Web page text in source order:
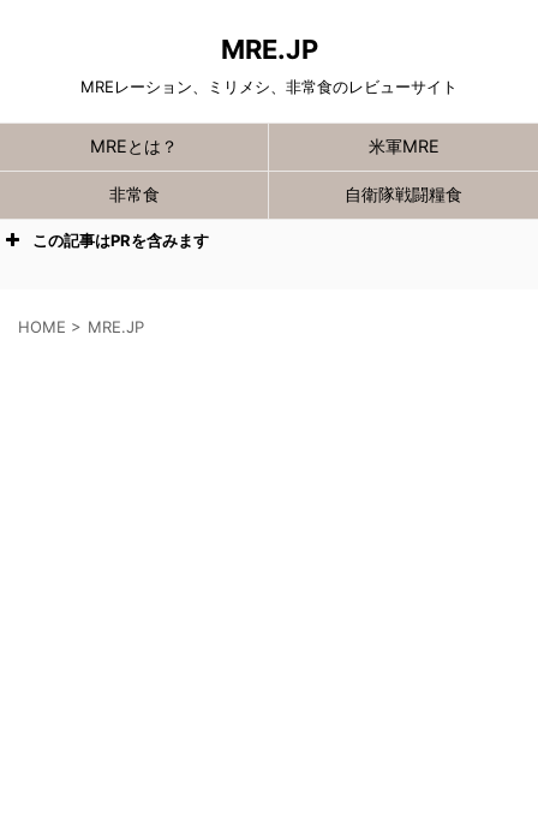
MRE.JP
MREレーション、ミリメシ、非常食のレビューサイト
MREとは？ 米軍MRE
非常食 自衛隊戦闘糧食
この記事はPRを含みます
HOME > MRE.JP